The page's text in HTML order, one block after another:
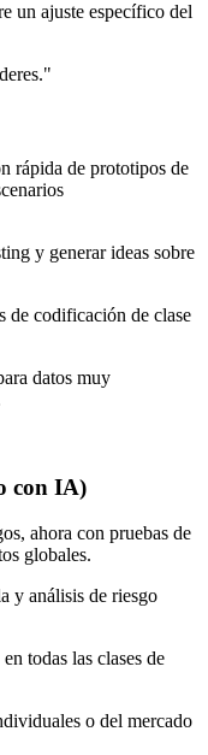
un ajuste específico del
rápida de prototipos de
y generar ideas sobre
de codificación de clase
datos muy
con IA)
ahora con pruebas de
globales.
y análisis de riesgo
todas las clases de
o del mercado